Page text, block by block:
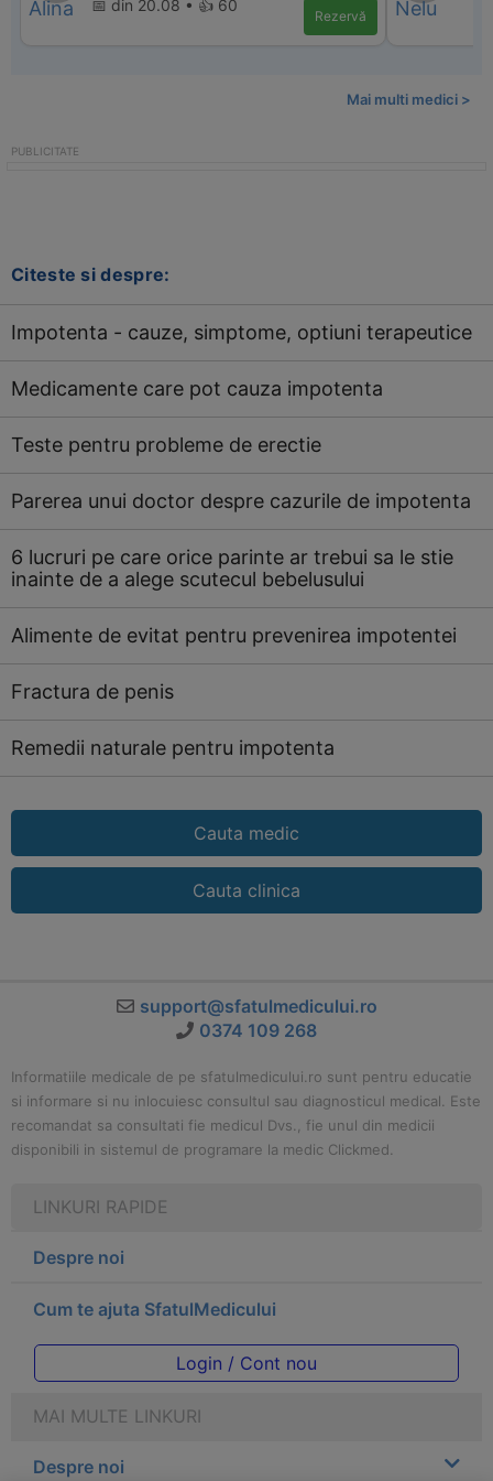
📅 din 20.08 • 👍 60
Rezervă
Mai multi medici >
Citeste si despre:
Impotenta - cauze, simptome, optiuni terapeutice
Medicamente care pot cauza impotenta
Teste pentru probleme de erectie
Parerea unui doctor despre cazurile de impotenta
6 lucruri pe care orice parinte ar trebui sa le stie
inainte de a alege scutecul bebelusului
Alimente de evitat pentru prevenirea impotentei
Fractura de penis
Remedii naturale pentru impotenta
Cauta medic
Cauta clinica
support@sfatulmedicului.ro
0374 109 268
Informatiile medicale de pe sfatulmedicului.ro sunt pentru educatie
si informare si nu inlocuiesc consultul sau diagnosticul medical. Este
recomandat sa consultati fie medicul Dvs., fie unul din medicii
disponibili in sistemul de programare la medic Clickmed.
LINKURI RAPIDE
Despre noi
Cum te ajuta SfatulMedicului
Login / Cont nou
MAI MULTE LINKURI
Despre noi